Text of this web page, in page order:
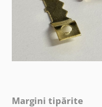
Margini tipărite